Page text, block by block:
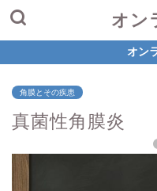
オン
オン
角膜とその疾患
真菌性角膜炎